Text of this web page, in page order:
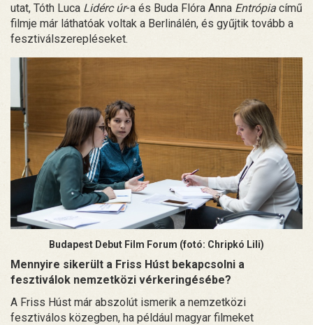
utat, Tóth Luca Lidérc úr-a és Buda Flóra Anna Entrópia című
filmje már láthatóak voltak a Berlinálén, és gyűjtik tovább a
fesztiválszerepléseket.
Budapest Debut Film Forum (fotó: Chripkó Lili)
Mennyire sikerült a Friss Húst bekapcsolni a
fesztiválok nemzetközi vérkeringésébe?
A Friss Húst már abszolút ismerik a nemzetközi
fesztiválos közegben, ha például magyar filmeket